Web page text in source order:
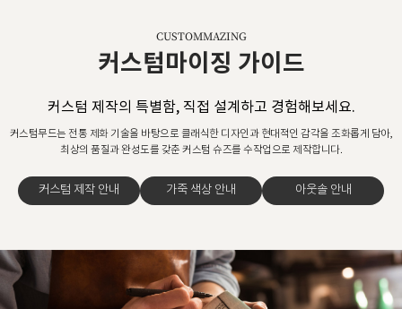
CUSTOMMAZING
커스텀마이징 가이드
커스텀 제작의 특별함, 직접 설계하고 경험해보세요.
커스텀무드는 전통 제화 기술을 바탕으로 클래식한 디자인과 현대적인 감각을 조화롭게 담아,
최상의 품질과 완성도를 갖춘 커스텀 슈즈를 수작업으로 제작합니다.
커스텀 제작 안내 가죽 색상 안내 아웃솔 안내